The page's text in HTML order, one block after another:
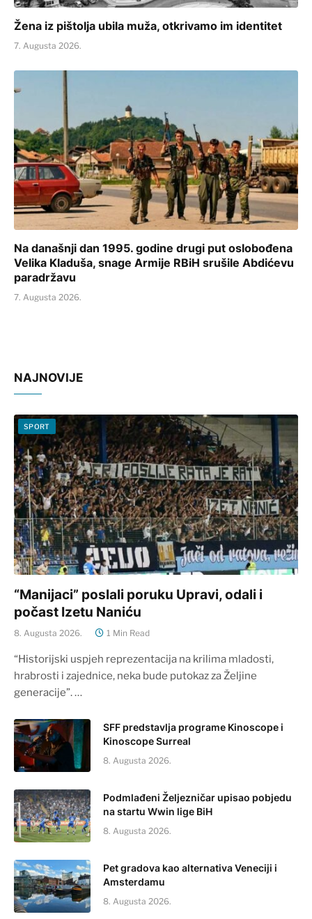
Žena iz pištolja ubila muža, otkrivamo im identitet
7. Augusta 2026.
Na današnji dan 1995. godine drugi put oslobođena
Velika Kladuša, snage Armije RBiH srušile Abdićevu
paradržavu
7. Augusta 2026.
NAJNOVIJE
SPORT
“Manijaci” poslali poruku Upravi, odali i
počast Izetu Naniću
8. Augusta 2026. 1 Min Read
“Historijski uspjeh reprezentacija na krilima mladosti,
hrabrosti i zajednice, neka bude putokaz za Željine
generacije”. …
SFF predstavlja programe Kinoscope i
Kinoscope Surreal
8. Augusta 2026.
Podmlađeni Željezničar upisao pobjedu
na startu Wwin lige BiH
8. Augusta 2026.
Pet gradova kao alternativa Veneciji i
Amsterdamu
8. Augusta 2026.